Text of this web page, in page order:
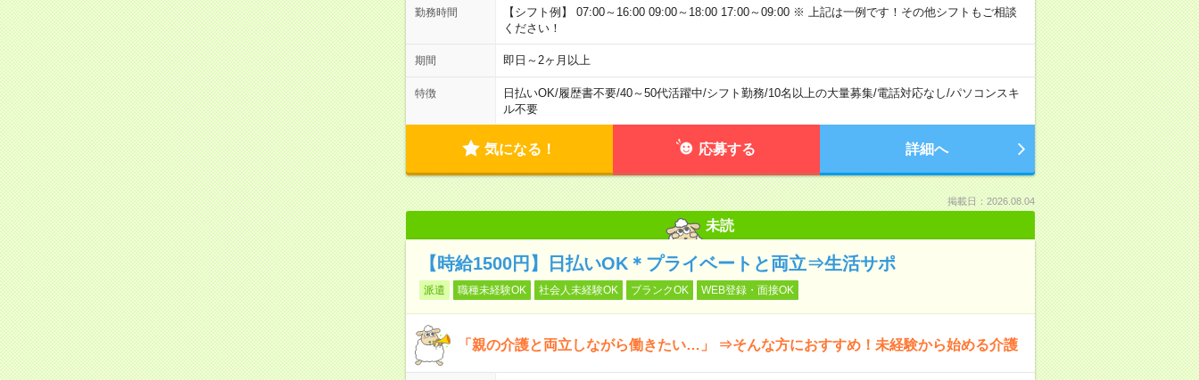
勤務時間
【シフト例】 07:00～16:00 09:00～18:00 17:00～09:00 ※ 上記は一例です！その他シフトもご相談
ください！
期間 即日～2ヶ月以上
特徴 日払いOK/履歴書不要/40～50代活躍中/シフト勤務/10名以上の大量募集/電話対応なし/パソコンスキ
ル不要
気になる！ 応募する 詳細へ
掲載日：2026.08.04
未読
【時給1500円】日払いOK＊プライベートと両立⇒生活サポ
派遣 職種未経験OK 社会人未経験OK ブランクOK WEB登録・面接OK
「親の介護と両立しながら働きたい…」 ⇒そんな方におすすめ！未経験から始める介護